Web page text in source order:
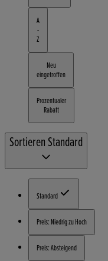
A
-
Z
Neu
eingetroffen
Prozentualer
Rabatt
SortierenStandard
Standard
Preis: Niedrig zu Hoch
Preis: Absteigend